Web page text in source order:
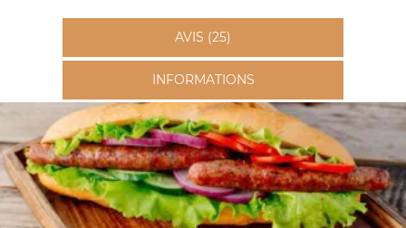
AVIS (25)
INFORMATIONS